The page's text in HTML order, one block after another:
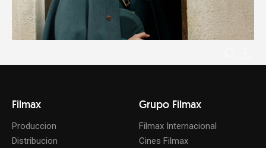
Filmax
Produccion
Distribucion
Grupo Filmax
Filmax Internacional
Cines Filmax